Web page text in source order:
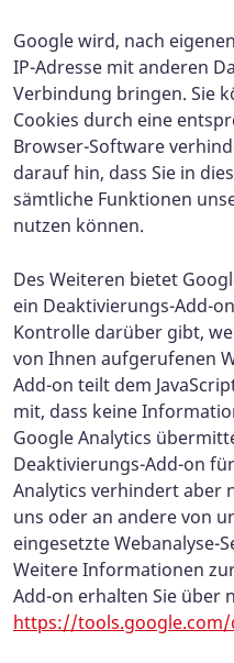
Google wird, nach
IP-Adresse mit anderen
Verbindung bringen. Sie
Cookies durch eine
Browser-Software
darauf hin, dass Sie in
sämtliche Funktionen
nutzen können.
Des Weiteren bietet
ein Deaktivierungs-Add-
Kontrolle darüber gibt,
von Ihnen aufgerufenen
Add-on teilt dem
mit, dass keine
Google Analytics
Deaktivierungs-Add-on
Analytics verhindert aber
uns oder an andere von
eingesetzte Webanalyse-
Weitere Informationen
Add-on erhalten Sie über
https://